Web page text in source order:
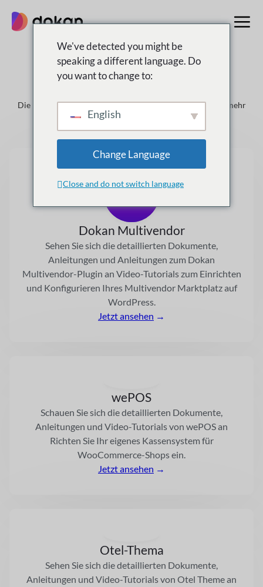
Inhalt
springen
Dokumentation
Die Dokumentation, Wissensdatenbank, FAQ, Forum und mehr
Dokan Multivendor
Sehen Sie sich die detaillierten Dokumente,
Anleitungen und Anleitungen zum Dokan
Multivendor-Plugin an Video-Tutorials zum Einrichten
und Konfigurieren Ihres Multivendor Marktplatz auf
WordPress.
Jetzt ansehen →
wePOS
Schauen Sie sich die detaillierten Dokumente,
Anleitungen und Video-Tutorials von wePOS an
Richten Sie Ihr eigenes Kassensystem für
WooCommerce-Shops ein.
Jetzt ansehen →
Otel-Thema
Sehen Sie sich die detaillierten Dokumente,
Anleitungen und Video-Tutorials von Otel Theme an
We've detected you might be
speaking a different language. Do
you want to change to:
English
Change Language
Close and do not switch language